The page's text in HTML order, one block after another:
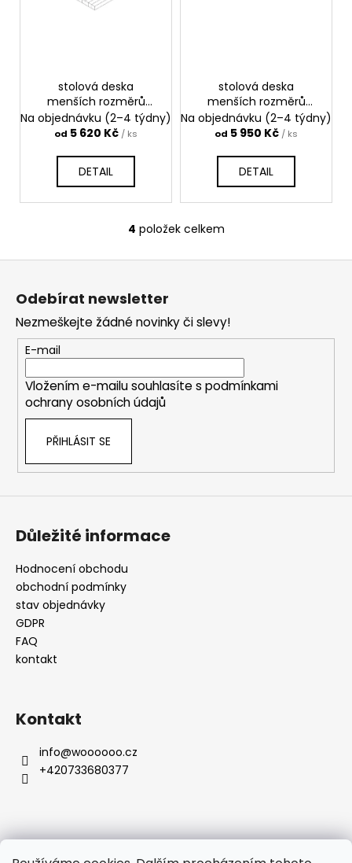
stolová deska
menších rozměrů
masivní buk průběžný
Na objednávku (2–4 týdny)
od 5 620 Kč / ks
DETAIL
stolová deska
menších rozměrů
masivní buk
napojovaný
Na objednávku (2–4 týdny)
od 5 950 Kč / ks
DETAIL
O
v
a
c
í
p
r
ý
p
4 položek celkem
Z
Odebírat newsletter
Nezmeškejte žádné novinky či slevy!
E-mail
Vložením e-mailu souhlasíte s podmínkami
ochrany osobních údajů
PŘIHLÁSIT SE
Důležité informace
Hodnocení obchodu
obchodní podmínky
stav objednávky
GDPR
FAQ
kontakt
Kontakt
info@woooooo.cz
+420733680377